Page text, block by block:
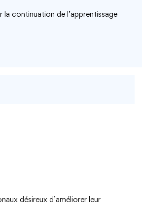
la continuation de l’apprentissage
désireux d’améliorer leur